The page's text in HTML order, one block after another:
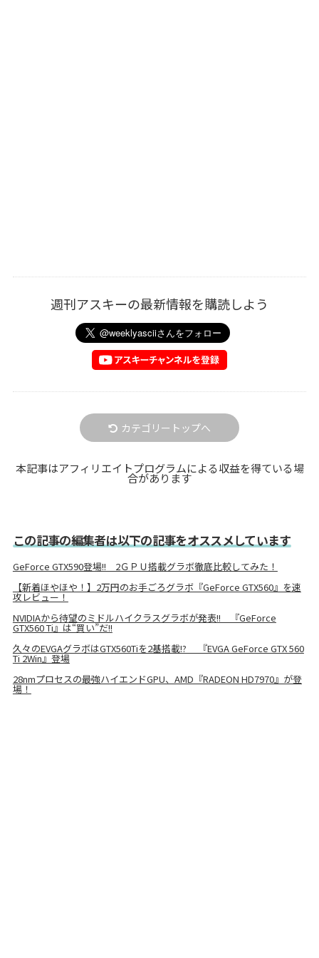
週刊アスキーの最新情報を購読しよう
カテゴリートップへ
本記事はアフィリエイトプログラムによる収益を得ている場
合があります
この記事の編集者は以下の記事をオススメしています
GeForce GTX590登場!! 2ＧＰＵ搭載グラボ徹底比較してみた！
【新着ほやほや！】2万円のお手ごろグラボ『GeForce GTX560』を速
攻レビュー！
NVIDIAから待望のミドルハイクラスグラボが発表!! 『GeForce
GTX560 Ti』は“買い”だ!!
久々のEVGAグラボはGTX560Tiを2基搭載!? 『EVGA GeForce GTX 560
Ti 2Win』登場
28nmプロセスの最強ハイエンドGPU、AMD『RADEON HD7970』が登
場！